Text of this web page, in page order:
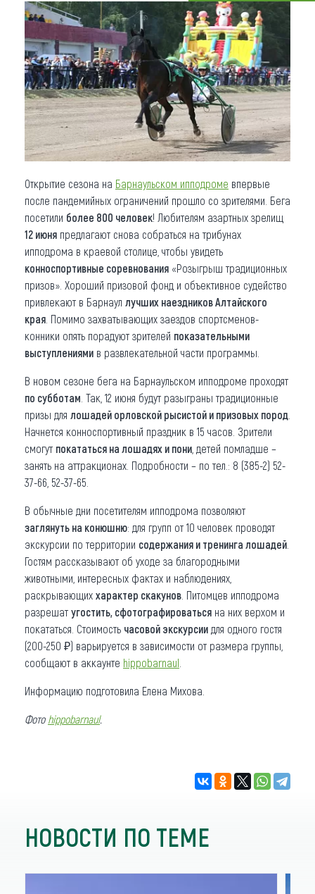
Что привезти (сувениры)
О регионе
Коллекция впечатлений
Другие рубрики
Открытие сезона на Барнаульском ипподроме впервые
после пандемийных ограничений прошло со зрителями. Бега
посетили более 800 человек! Любителям азартных зрелищ
12 июня предлагают снова собраться на трибунах
ипподрома в краевой столице, чтобы увидеть
конноспортивные соревнования «Розыгрыш традиционных
призов». Хороший призовой фонд и объективное судейство
привлекают в Барнаул лучших наездников Алтайского
края . Помимо захватывающих заездов спортсменов-
конники опять порадуют зрителей показательными
выступлениями в развлекательной части программы.
В новом сезоне бега на Барнаульском ипподроме проходят
по субботам . Так, 12 июня будут разыграны традиционные
призы для лошадей орловской рысистой и призовых пород
Начнется конноспортивный праздник в 15 часов. Зрители
смогут покататься на лошадях и пони , детей помладше –
занять на аттракционах. Подробности – по тел.: 8 (385-2) 52-
37-66, 52-37-65.
В обычные дни посетителям ипподрома позволяют
заглянуть на конюшню: для групп от 10 человек проводят
экскурсии по территории содержания и тренинга лошадей
Гостям рассказывают об уходе за благородными
животными, интересных фактах и наблюдениях,
раскрывающих характер скакунов . Питомцев ипподрома
разрешат угостить, сфотографироваться на них верхом и
покататься. Стоимость часовой экскурсии для одного гостя
(200-250 ₽) варьируется в зависимости от размера группы,
сообщают в аккаунте hippobarnaul
Информацию подготовила Елена Михова.
Фото hippobarnaul.
НОВОСТИ ПО ТЕМЕ